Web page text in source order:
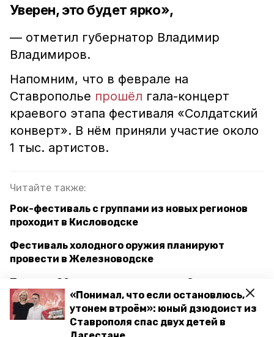
«Понимал, что если остановлюсь,
утонем втроём»: юный дзюдоист из
Ставрополя спас двух детей в
Уверен, это будет ярко»,
— отметил губернатор Владимир
Владимиров.
Напомним, что в феврале на
Ставрополье прошёл гала-концерт
краевого этапа фестиваля «Солдатский
конверт». В нём приняли участие около
1 тыс. артистов.
Читайте также:
Рок-фестиваль с группами из новых регионов
проходит в Кисловодске
Фестиваль холодного оружия планируют
провести в Железноводске
Порядка 80 иностранцев посетят Ставрополье
после Всемирного фестиваля молодёжи